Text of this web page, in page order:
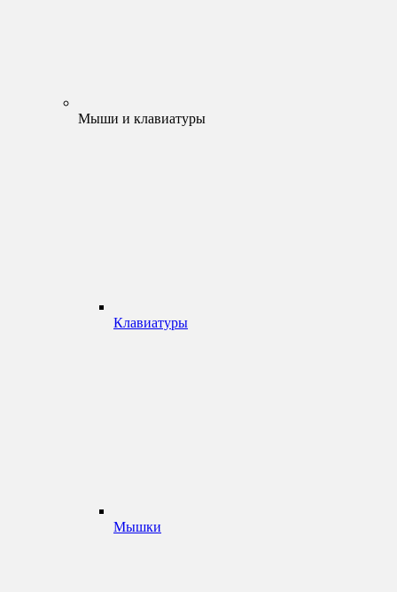
Мыши и клавиатуры
Клавиатуры
Мышки